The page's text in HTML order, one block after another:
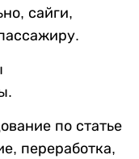
сайги,
по статье
переработка,